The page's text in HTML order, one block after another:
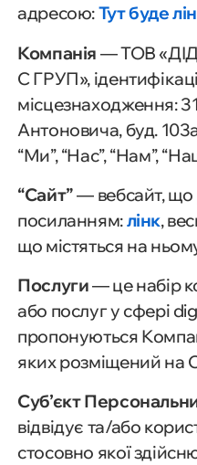
адресою:Тут буде
Компанія — ТОВ
С ГРУП»,
місцезнаходження:
Антоновича, буд.
“Ми”, “Нас”, “Нам”,
“Сайт”— вебсайт, що
посиланням:лінк,
що містяться на
Послуги— це набір
або послуг у сфері
пропонуються
яких розміщений на
Суб’єкт
відвідує та/або
стосовно якої